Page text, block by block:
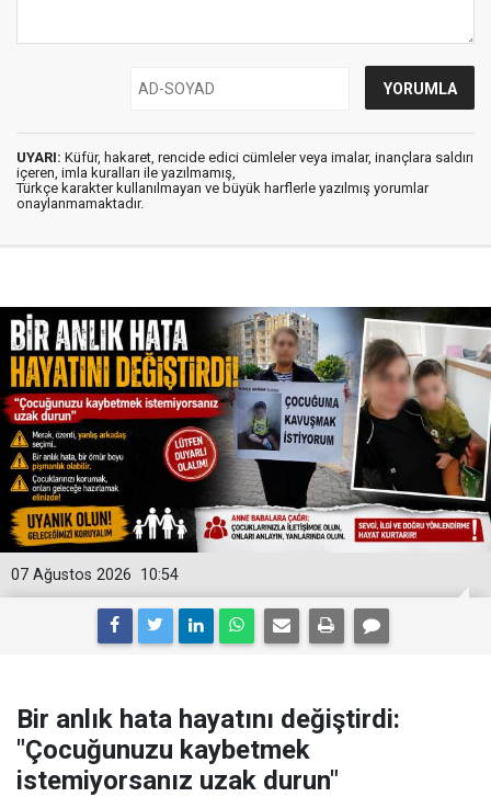
UYARI: Küfür, hakaret, rencide edici cümleler veya imalar, inançlara saldırı
içeren, imla kuralları ile yazılmamış,
Türkçe karakter kullanılmayan ve büyük harflerle yazılmış yorumlar
onaylanmamaktadır.
10:54
07 Ağustos 2026
Bir anlık hata hayatını değiştirdi:
"Çocuğunuzu kaybetmek
istemiyorsanız uzak durun"